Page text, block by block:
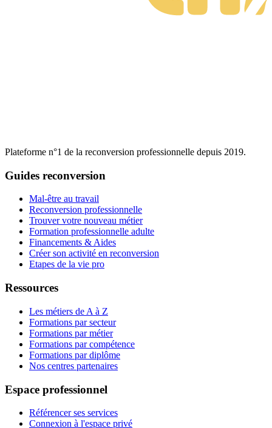
Plateforme n°1 de la reconversion professionnelle depuis 2019.
Guides reconversion
Mal-être au travail
Reconversion professionnelle
Trouver votre nouveau métier
Formation professionnelle adulte
Financements & Aides
Créer son activité en reconversion
Etapes de la vie pro
Ressources
Les métiers de A à Z
Formations par secteur
Formations par métier
Formations par compétence
Formations par diplôme
Nos centres partenaires
Espace professionnel
Référencer ses services
Connexion à l'espace privé